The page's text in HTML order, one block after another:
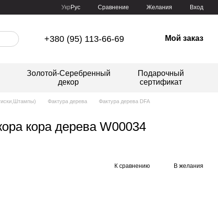
Укр Рус Сравнение Желания Вход
+380 (95) 113-66-69 Мой заказ
Золотой-Серебренный
декор
Подарочный
сертификат
Фактура дерева
Фактура дерева DFA
кора дерева W00034
К сравнению В желания